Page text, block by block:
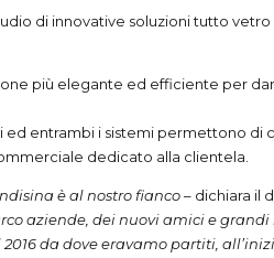
di innovative soluzioni tutto
più elegante ed efficiente per
entrambi i sistemi permettono
dedicato alla clientela.
è al nostro fianco– dichiara il
aziende, dei nuovi amici e
da dove eravamo partiti,